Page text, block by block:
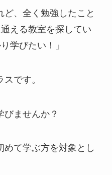
ど、全く勉強したこと
える教室を探してい
学びたい！」
です。
びませんか？
めて学ぶ方を対象とし